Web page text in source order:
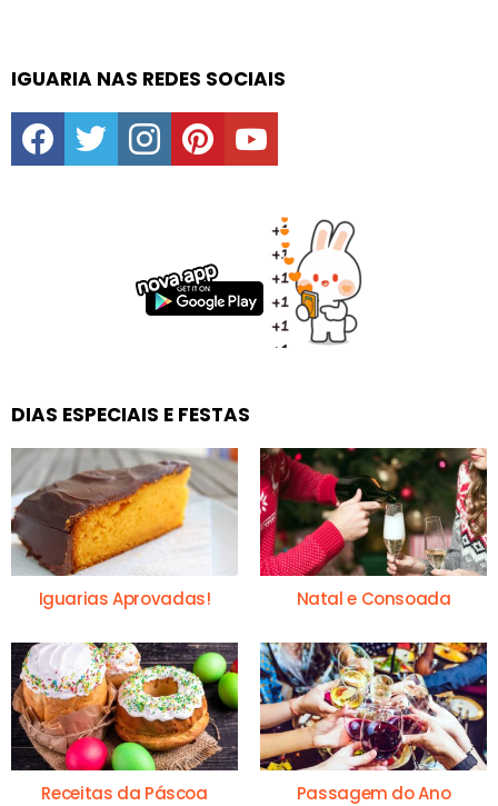
IGUARIA NAS REDES SOCIAIS
facebooktwitter instagrampinterestyoutube
DIAS ESPECIAIS E FESTAS
Iguarias Aprovadas! Natal e Consoada
Receitas da Páscoa Passagem do Ano